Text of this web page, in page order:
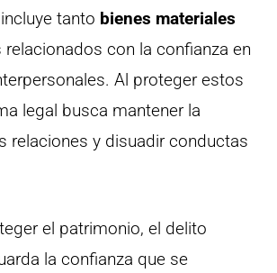
tanto bienes materiales
con la confianza en
Al proteger estos
legal busca mantener la
relaciones y disuadir conductas
el patrimonio, el delito
la confianza que se